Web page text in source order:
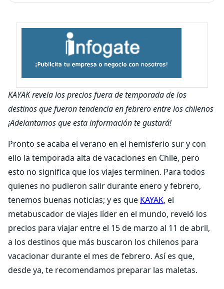
KAYAK revela los precios fuera de temporada de los
destinos que fueron tendencia en febrero entre los chilenos
¡Adelantamos que esta información te gustará!
Pronto se acaba el verano en el hemisferio sur y con
ello la temporada alta de vacaciones en Chile, pero
esto no significa que los viajes terminen. Para todos
quienes no pudieron salir durante enero y febrero,
tenemos buenas noticias; y es que KAYAK, el
metabuscador de viajes líder en el mundo, reveló los
precios para viajar entre el 15 de marzo al 11 de abril,
a los destinos que más buscaron los chilenos para
vacacionar durante el mes de febrero. Así es que,
desde ya, te recomendamos preparar las maletas.